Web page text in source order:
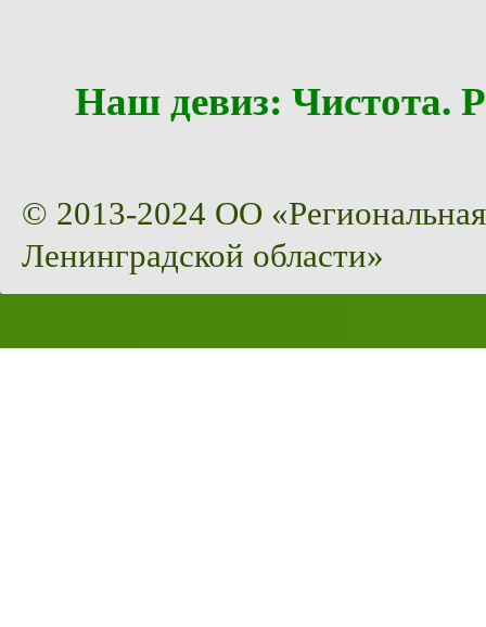
Наш девиз:
© 2013-2024 ОО
Ленинградской области»